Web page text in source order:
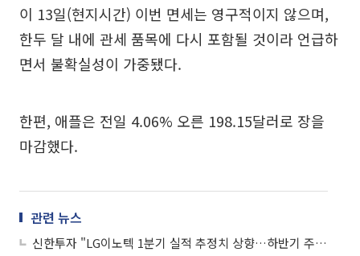
이 13일(현지시간) 이번 면세는 영구적이지 않으며,
한두 달 내에 관세 품목에 다시 포함될 것이라 언급하
면서 불확실성이 가중됐다.
한편, 애플은 전일 4.06% 오른 198.15달러로 장을
마감했다.
관련 뉴스
신한투자 "LG이노텍 1분기 실적 추정치 상향…하반기 주가 반등 기대"